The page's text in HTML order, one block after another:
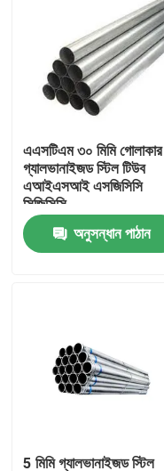
আমাদের সম্পর্কে
গুণমান নিয়ন্ত্রণ
উদ্ধৃতির জন্য আবেদন
স্টেইনলেস স্টীল টিউব পাইপ
স্টেইনলেস স্টীল প্রোফাইল
এএসটিএম ৩০ মিমি গোলাকার
গ্যালভানাইজড স্টিল টিউব
এআইএসআই এসজিসিসি
সিজিসিসি
অনুসন্ধান পাঠান
5 মিমি গ্যালভানাইজড স্টিল